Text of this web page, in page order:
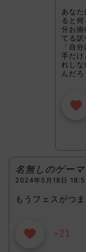
あな
ると
分お揃
てる訳
「自
手だけ
れし
んだろ
名無しのゲー
2024年5月18日
もうフェスがつ
+21